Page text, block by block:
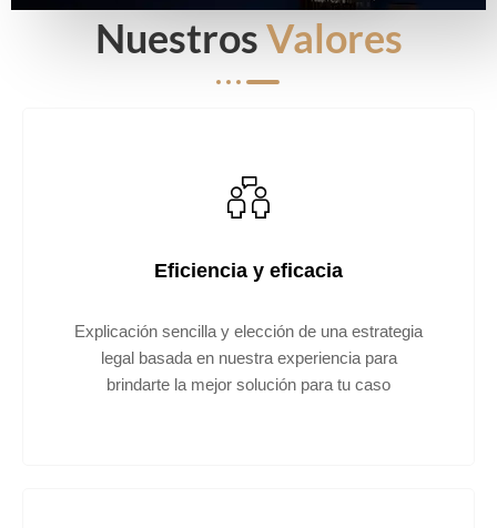
NuestrosValores
Eficiencia y eficacia
Explicación sencilla y elección de una estrategia
legal basada en nuestra experiencia para
brindarte la mejor solución para tu caso​